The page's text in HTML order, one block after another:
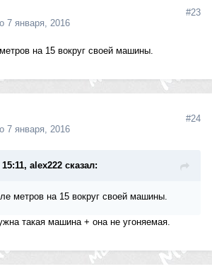
7 января, 2016
#23
на 15 вокруг своей машины.
7 января, 2016
#24
alex222 сказал:
метров на 15 вокруг своей машины.
такая машина + она не угоняемая.